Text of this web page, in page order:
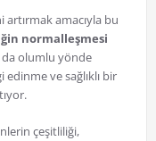
artırmak amacıyla bu
normalleşmesi
da olumlu yönde
ve sağlıklı bir
çeşitliliği,